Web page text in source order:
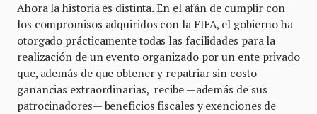
Ahora la historia es distinta. En el afán de cumplir con
los compromisos adquiridos con la FIFA, el gobierno ha
otorgado prácticamente todas las facilidades para la
realización de un evento organizado por un ente privado
que, además de que obtener y repatriar sin costo
ganancias extraordinarias, recibe —además de sus
patrocinadores— beneficios fiscales y exenciones de